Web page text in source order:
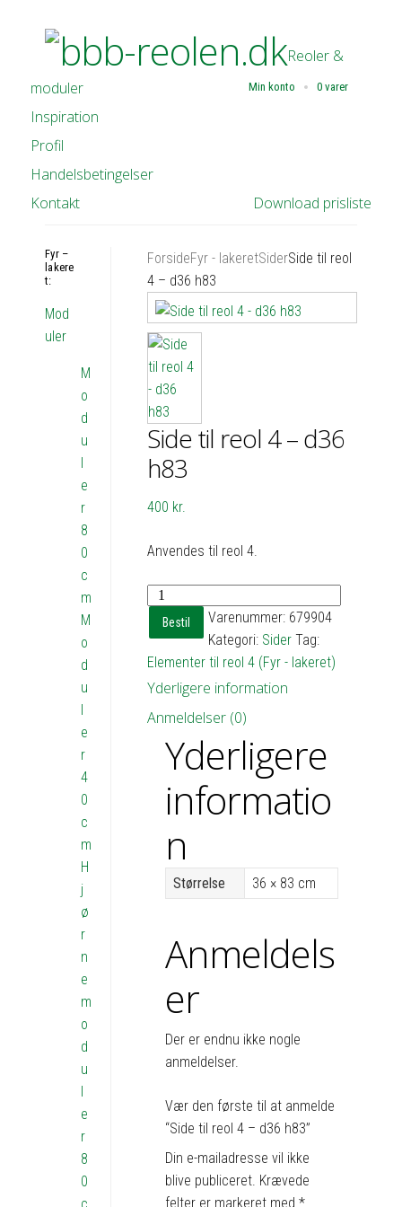
Min konto 0 varer
Reoler &
moduler
Inspiration
Profil
Handelsbetingelser
Download prisliste
Kontakt
ForsideFyr - lakeretSiderSide til reol
4 – d36 h83
Side til reol 4 – d36
h83
400 kr.
Anvendes til reol 4.
Side
reol
4
-
h83
antal
Bestil Varenummer: 679904
Kategori: Sider Tag:
Elementer til reol 4 (Fyr - lakeret)
Yderligere information
Anmeldelser (0)
Yderligere
informatio
n
Størrelse 36 × 83 cm
Anmeldels
er
Der er endnu ikke nogle
anmeldelser.
Vær den første til at anmelde
“Side til reol 4 – d36 h83”
Din e-mailadresse vil ikke
blive publiceret. Krævede
felter er markeret med*
Fyr –
lakere
t:
Mod
uler
M
o
d
u
l
e
r
8
0
c
m
M
o
d
u
l
e
r
4
0
c
m
H
j
ø
r
n
e
m
o
d
u
l
e
r
8
0